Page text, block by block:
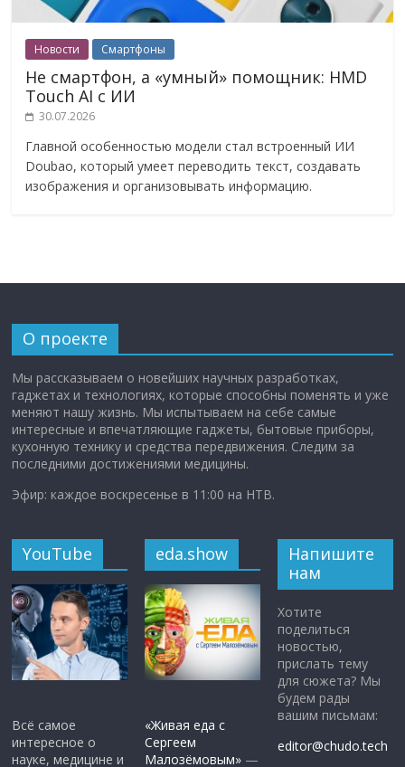
Новости Смартфоны
Не смартфон, а «умный» помощник: HMD
Touch AI с ИИ
30.07.2026
Главной особенностью модели стал встроенный ИИ
Doubao, который умеет переводить текст, создавать
изображения и организовывать информацию.
О проекте
Мы рассказываем о новейших научных разработках,
гаджетах и технологиях, которые способны поменять и уже
меняют нашу жизнь. Мы испытываем на себе самые
интересные и впечатляющие гаджеты, бытовые приборы,
кухонную технику и средства передвижения. Следим за
последними достижениями медицины.
Эфир: каждое воскресенье в 11:00 на НТВ.
YouTube
Всё самое
интересное о
науке, медицине и
eda.show
«Живая еда с
Сергеем
Малозёмовым» —
Напишите
нам
Хотите
поделиться
новостью,
прислать тему
для сюжета? Мы
будем рады
вашим письмам:
editor@chudo.tech